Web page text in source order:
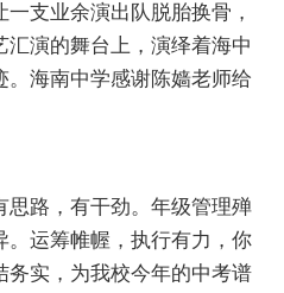
支业余演出队脱胎换骨，
演的舞台上，演绎着海中
。海南中学感谢陈嫱老师给
思路，有干劲。年级管理殚
。运筹帷幄，执行有力，你
务实，为我校今年的中考谱